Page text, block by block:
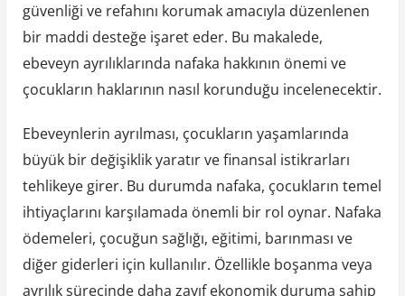
güvenliği ve refahını korumak amacıyla düzenlenen
bir maddi desteğe işaret eder. Bu makalede,
ebeveyn ayrılıklarında nafaka hakkının önemi ve
çocukların haklarının nasıl korunduğu incelenecektir.
Ebeveynlerin ayrılması, çocukların yaşamlarında
büyük bir değişiklik yaratır ve finansal istikrarları
tehlikeye girer. Bu durumda nafaka, çocukların temel
ihtiyaçlarını karşılamada önemli bir rol oynar. Nafaka
ödemeleri, çocuğun sağlığı, eğitimi, barınması ve
diğer giderleri için kullanılır. Özellikle boşanma veya
ayrılık sürecinde daha zayıf ekonomik duruma sahip